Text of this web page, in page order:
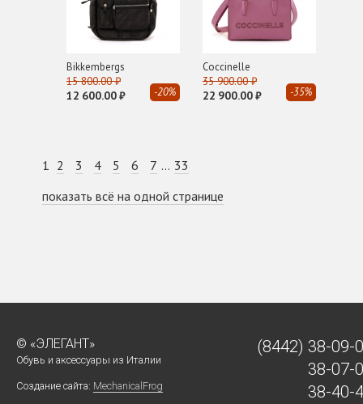
Bikkembergs
15 800.00 ₽
12 600.00 ₽
-20%
Coсcinelle
35 900.00 ₽
22 900.00 ₽
-35%
1 2 3 4 5 6 7 ... 33
показать всё на одной странице
© «ЭЛЕГАНТ»
Обувь и аксессуары из Италии
Создание сайта: MechanicalFrog
(8442) 38-09-
38-07-
38-40-